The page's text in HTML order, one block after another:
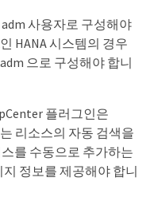
사용자로 구성해야
HANA 시스템의 경우
으로 구성해야 합니
플러그인은
리소스의 자동 검색을
를 수동으로 추가하는
정보를 제공해야 합니